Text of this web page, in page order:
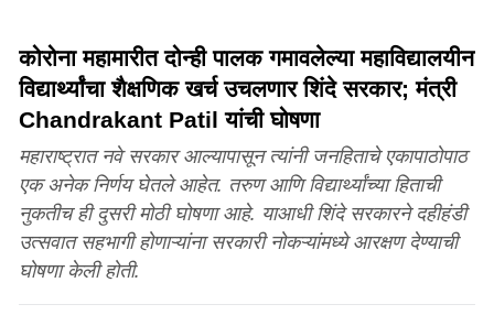
कोरोना महामारीत दोन्ही पालक गमावलेल्या महाविद्यालयीन
विद्यार्थ्यांचा शैक्षणिक खर्च उचलणार शिंदे सरकार; मंत्री
Chandrakant Patil यांची घोषणा
महाराष्ट्रात नवे सरकार आल्यापासून त्यांनी जनहिताचे एकापाठोपाठ
एक अनेक निर्णय घेतले आहेत. तरुण आणि विद्यार्थ्यांच्या हिताची
नुकतीच ही दुसरी मोठी घोषणा आहे. याआधी शिंदे सरकारने दहीहंडी
उत्सवात सहभागी होणाऱ्यांना सरकारी नोकऱ्यांमध्ये आरक्षण देण्याची
घोषणा केली होती.